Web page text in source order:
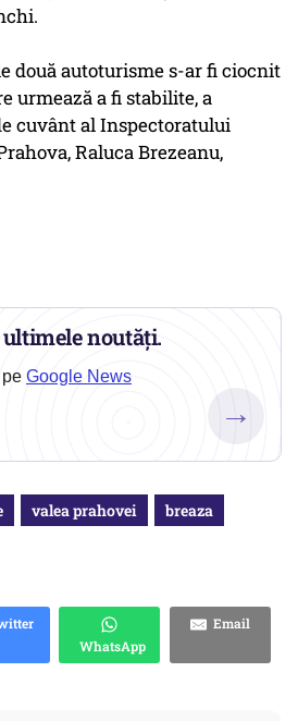
două autoturisme s-ar fi ciocnit
urmează a fi stabilite, a
cuvânt al Inspectoratului
Raluca Brezeanu,
noutăți.
Google News
→
valea prahovei breaza
WhatsApp
Email